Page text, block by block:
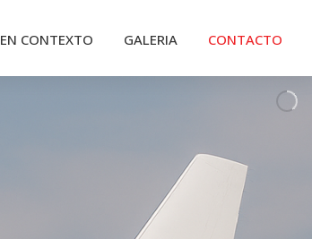
EN CONTEXTO GALERIA CONTACTO